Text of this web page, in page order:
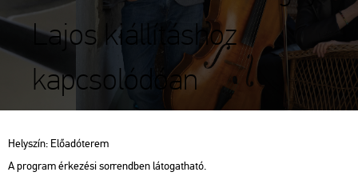
Lajos kiállításhoz
kapcsolódóan
Hely­szín: Elő­adó­te­rem
A prog­ram ér­ke­zé­si sor­rend­ben lá­to­gat­ha­tó.